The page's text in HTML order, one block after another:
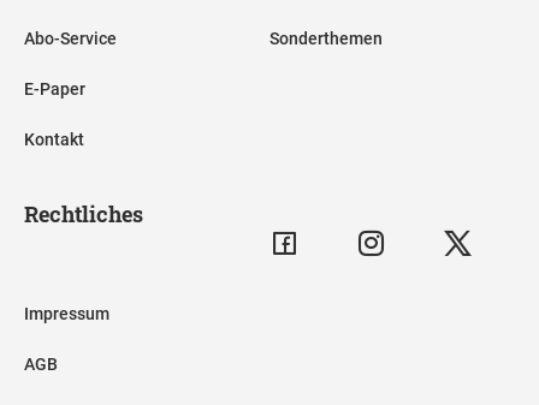
Abo-Service
E-Paper
Kontakt
Sonderthemen
Rechtliches
Impressum
AGB